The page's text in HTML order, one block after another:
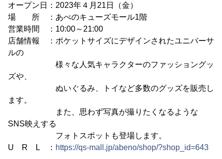
オープン日：2023年４月21日（金）
場 所 ：あべのキューズモール1階
営業時間 ：10:00～21:00
店舗情報 ：ポケットサイズにデザインされたユニバーサ
ルの
様々な人気キャラクターのファッショングッ
ズや、
ぬいぐるみ、トイなど多数のグッズを販売し
ます。
また、思わず写真が撮りたくなるような
SNS映えする
フォトスポットも登場します。
U R L ： https://qs-mall.jp/abeno/shop/?shop_id=643